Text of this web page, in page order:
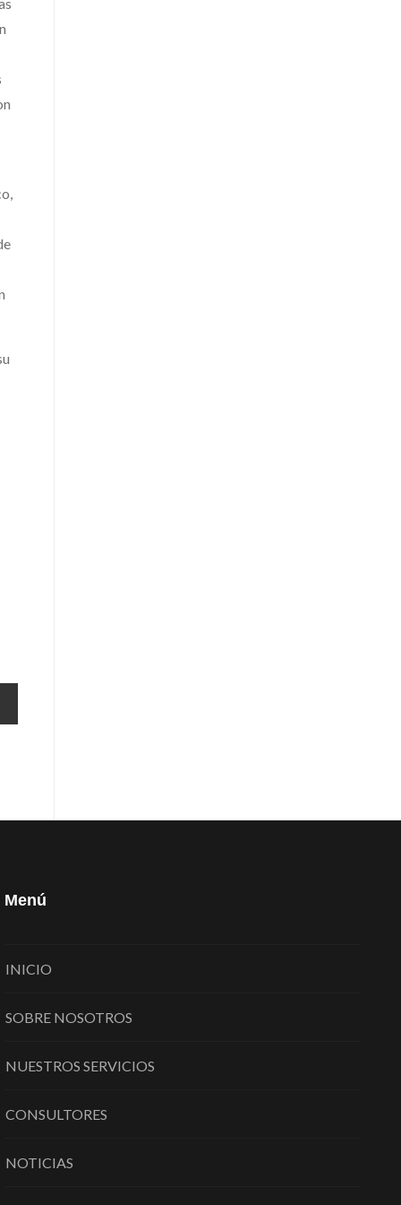
Menú
INICIO
SOBRE NOSOTROS
NUESTROS SERVICIOS
CONSULTORES
NOTICIAS